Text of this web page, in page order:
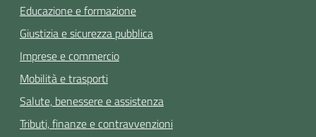
Educazione e formazione
Giustizia e sicurezza pubblica
Imprese e commercio
Mobilità e trasporti
Salute, benessere e assistenza
Tributi, finanze e contravvenzioni